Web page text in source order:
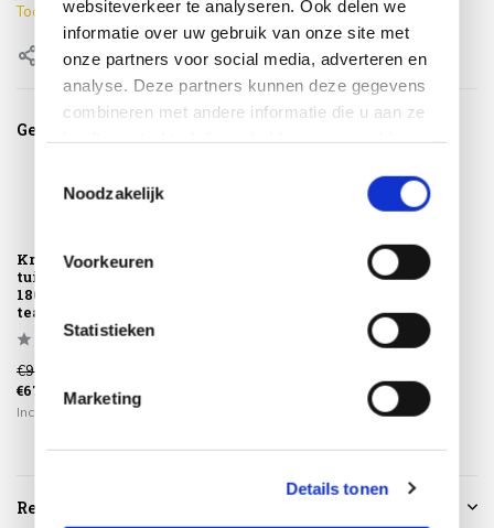
websiteverkeer te analyseren. Ook delen we
informatie over uw gebruik van onze site met
onze partners voor social media, adverteren en
analyse. Deze partners kunnen deze gegevens
combineren met andere informatie die u aan ze
Noodzakelijk
Voorkeuren
Statistieken
Marketing
Details tonen
Toon meer
Delen
Gerelateerde producten
Krista dining
tuintafel
180x95xH77,5 cm
teak
€999,00
€675,00
Incl. btw
Reviews